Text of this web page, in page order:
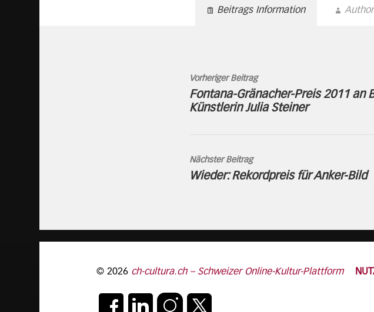
Beitrags Information Author
Vorheriger Beitrag
Fontana-Gränacher-Preis 2011 an
Künstlerin Julia Steiner
Nächster Beitrag
Wieder: Rekordpreis für Anker-Bild
© 2026 ch-cultura.ch – Schweizer Online-Kultur-Plattform